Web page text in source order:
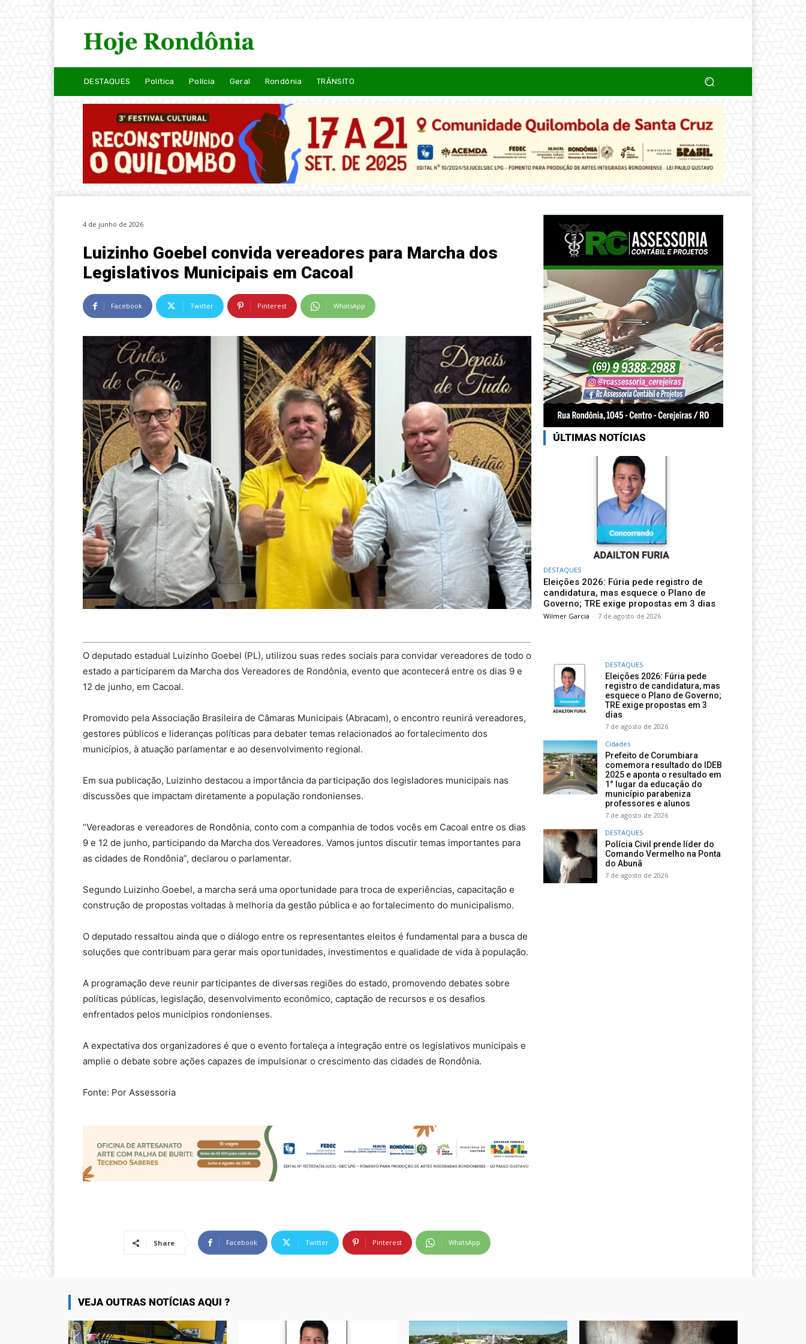
DESTAQUES Política Polícia Geral Rondônia TRÂNSITO
4 de junho de 2026
Luizinho Goebel convida vereadores para Marcha dos
Legislativos Municipais em Cacoal
Facebook Twitter Pinterest WhatsApp
O deputado estadual Luizinho Goebel (PL), utilizou suas redes sociais para convidar vereadores de todo o
estado a participarem da Marcha dos Vereadores de Rondônia, evento que acontecerá entre os dias 9 e
12 de junho, em Cacoal.
Promovido pela Associação Brasileira de Câmaras Municipais (Abracam), o encontro reunirá vereadores,
gestores públicos e lideranças políticas para debater temas relacionados ao fortalecimento dos
municípios, à atuação parlamentar e ao desenvolvimento regional.
Em sua publicação, Luizinho destacou a importância da participação dos legisladores municipais nas
discussões que impactam diretamente a população rondonienses.
“Vereadoras e vereadores de Rondônia, conto com a companhia de todos vocês em Cacoal entre os dias
9 e 12 de junho, participando da Marcha dos Vereadores. Vamos juntos discutir temas importantes para
as cidades de Rondônia”, declarou o parlamentar.
Segundo Luizinho Goebel, a marcha será uma oportunidade para troca de experiências, capacitação e
construção de propostas voltadas à melhoria da gestão pública e ao fortalecimento do municipalismo.
O deputado ressaltou ainda que o diálogo entre os representantes eleitos é fundamental para a busca de
soluções que contribuam para gerar mais oportunidades, investimentos e qualidade de vida à população.
A programação deve reunir participantes de diversas regiões do estado, promovendo debates sobre
políticas públicas, legislação, desenvolvimento econômico, captação de recursos e os desafios
enfrentados pelos municípios rondonienses.
A expectativa dos organizadores é que o evento fortaleça a integração entre os legislativos municipais e
amplie o debate sobre ações capazes de impulsionar o crescimento das cidades de Rondônia.
Fonte: Por Assessoria
Share Facebook Twitter Pinterest WhatsApp
ÚLTIMAS NOTÍCIAS
DESTAQUES
Eleições 2026: Fúria pede registro de
candidatura, mas esquece o Plano de
Governo; TRE exige propostas em 3 dias
Wilmer Garcia - 7 de agosto de 2026
DESTAQUES
Eleições 2026: Fúria pede
registro de candidatura, mas
esquece o Plano de Governo;
TRE exige propostas em 3
dias
7 de agosto de 2026
Cidades
Prefeito de Corumbiara
comemora resultado do IDEB
2025 e aponta o resultado em
1° lugar da educação do
município parabeniza
professores e alunos
7 de agosto de 2026
DESTAQUES
Polícia Civil prende líder do
Comando Vermelho na Ponta
do Abunã
7 de agosto de 2026
VEJA OUTRAS NOTÍCIAS AQUI ?